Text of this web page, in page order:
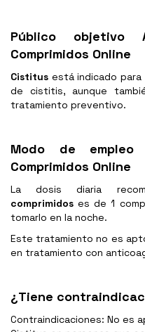
Público objetivo
Comprimidos Online
Cistitus está indicado
de cistitis, aunque
tratamiento preventivo.
Modo de
Comprimidos Online
La dosis diaria
comprimidoses de 1
tomarlo en la noche.
Este tratamiento no es
en tratamiento con
¿Tiene
Contraindicaciones: No es